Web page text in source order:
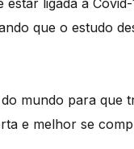
que o estudo
mundo para que
e melhor se